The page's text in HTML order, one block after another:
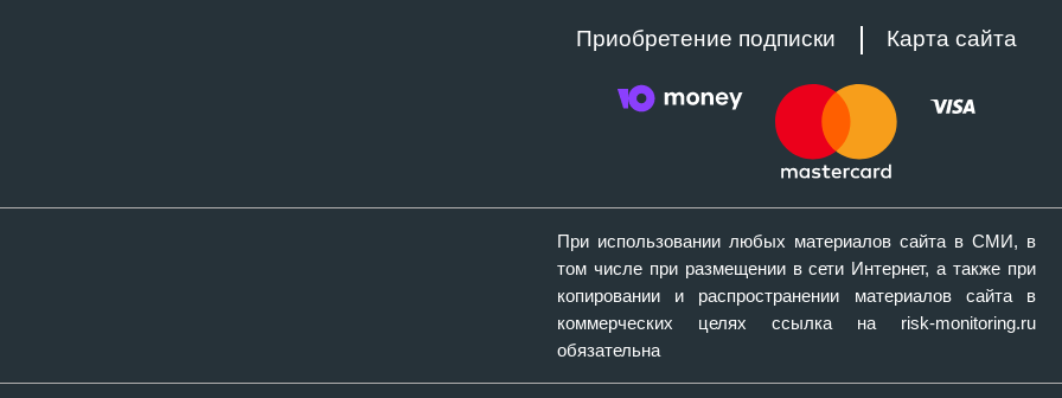
Приобретение подписки Карта сайта
При использовании любых материалов сайта в СМИ, в
том числе при размещении в сети Интернет, а также при
копировании и распространении материалов сайта в
коммерческих целях ссылка на risk-monitoring.ru
обязательна